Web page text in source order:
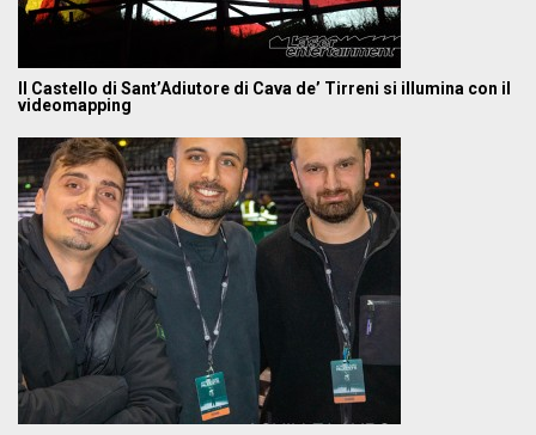
Il Castello di Sant’Adiutore di Cava de’ Tirreni si illumina con il
videomapping